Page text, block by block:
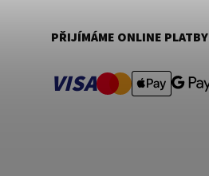
PŘIJÍMÁME ONLINE PLATBY
VISA